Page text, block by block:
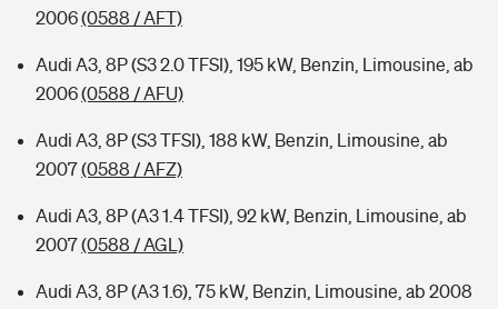
2006(0588 / AFT)
Audi A3, 8P (S3 2.0 TFSI), 195 kW, Benzin, Limousine, ab
2006(0588 / AFU)
Audi A3, 8P (S3 TFSI), 188 kW, Benzin, Limousine, ab
2007(0588 / AFZ)
Audi A3, 8P (A3 1.4 TFSI), 92 kW, Benzin, Limousine, ab
2007(0588 / AGL)
Audi A3, 8P (A3 1.6), 75 kW, Benzin, Limousine, ab 2008